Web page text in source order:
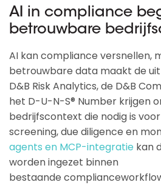
AI in compliance
betrouwbare
AI kan compliance versnellen,
betrouwbare data maakt de
D&B Risk Analytics, de D&B
het D-U-N-S® Number krijgen
bedrijfscontext die nodig is voor
screening, due diligence en
agents en MCP-integratie kan
worden ingezet binnen
bestaande